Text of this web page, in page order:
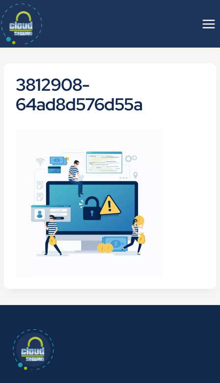
Saltar
al
contenido
3812908-
64ad8d576d55a